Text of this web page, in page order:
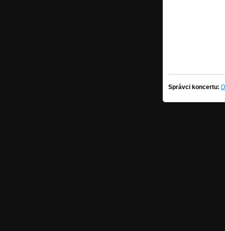
Správci koncertu: